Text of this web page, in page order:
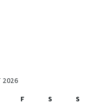
2026
F S
S